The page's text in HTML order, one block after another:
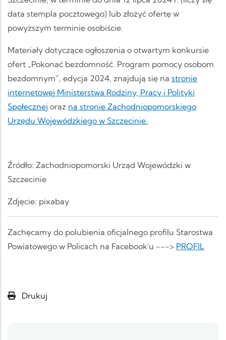
data stempla pocztowego) lub złożyć ofertę w
powyższym terminie osobiście.
Materiały dotyczące ogłoszenia o otwartym konkursie
ofert „Pokonać bezdomność. Program pomocy osobom
bezdomnym”, edycja 2024, znajdują się na stronie
internetowej Ministerstwa Rodziny, Pracy i Polityki
Społecznej oraz na stronie Zachodniopomorskiego
Urzędu Wojewódzkiego w Szczecinie.
Źródło: Zachodniopomorski Urząd Wojewódzki w
Szczecinie
Zdjęcie: pixabay
Zachęcamy do polubienia oficjalnego profilu Starostwa
Powiatowego w Policach na Facebook'u ---> PROFIL
Drukuj